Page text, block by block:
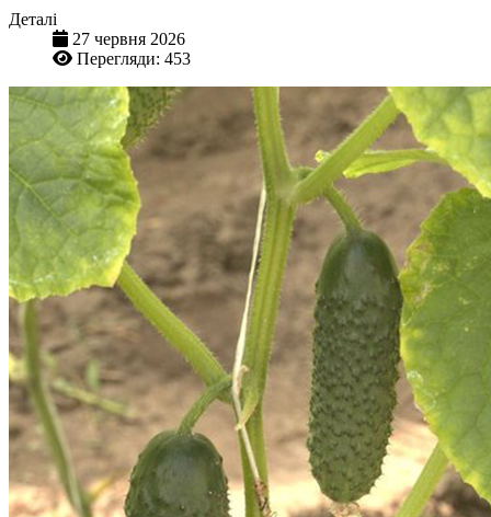
Деталі
27 червня 2026
Перегляди: 453